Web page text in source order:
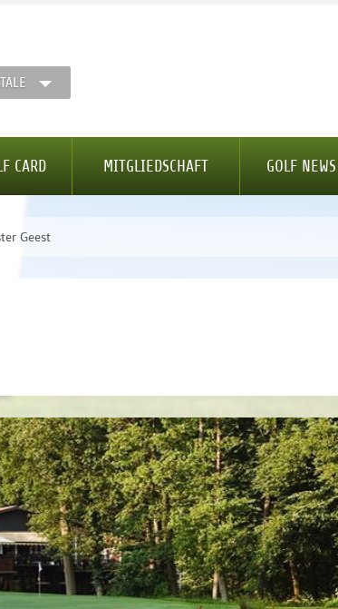
CARD MITGLIEDSCHAFT GOLF NEWS
Geest